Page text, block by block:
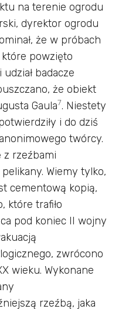
na terenie ogrodu
dyrektor ogrodu
że w próbach
powzięto
badacze
że obiekt
Gaula7. Niestety
i do dziś
twórcy.
z rzeźbami
Wiemy tylko,
cementową kopią,
które trafiło
pod koniec II wojny
zwrócono
wieku. Wykonane
rzeźbą, jaka